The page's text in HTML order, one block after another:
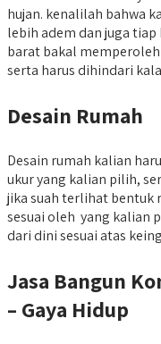
hujan. kenalilah bahwa
lebih adem dan juga
barat bakal
serta harus dihindari
Desain Rumah
Desain rumah kalian
ukur yang kalian pilih,
jika suah terlihat bentuk
sesuai oleh yang kalian
dari dini sesuai atas
Jasa Bangun
– Gaya Hidup